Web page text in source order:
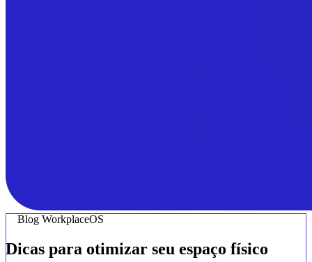
Blog WorkplaceOS
Dicas para otimizar seu espaço físico